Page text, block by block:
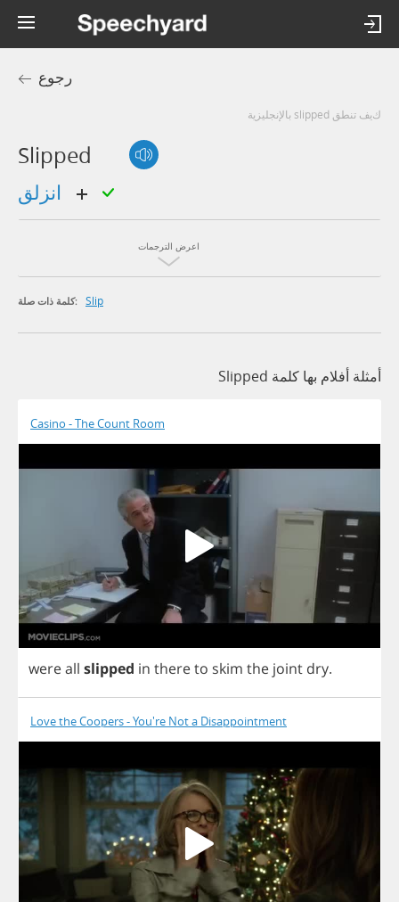
رجوع
كيف تنطق slipped بالإنجليزية
Slipped
اعرض الترجمات
كلمة ذات صلة: Slip
أمثلة أفلام بها كلمة Slipped
Casino - The Count Room
wereall slipped in thereto skim the joint dry.
Love the Coopers - You're Not a Disappointment